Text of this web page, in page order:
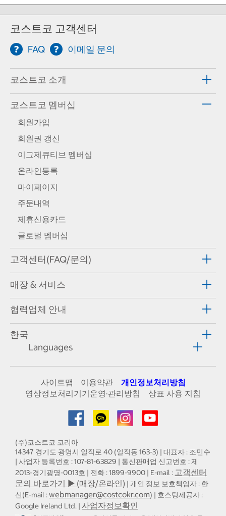
코스트코 고객센터
FAQ 이메일 문의
코스트코 소개
코스트코 멤버십
회원가입
회원권 갱신
이그제큐티브 멤버십
온라인등록
마이페이지
주문내역
제휴신용카드
글로벌 멤버십
고객센터(FAQ/문의)
매장 & 서비스
협력업체 안내
한국
Languages
사이트맵 이용약관
개인정보처리방침
영상정보처리기기운영·관리방침
상표 사용 지침
(주)코스트코 코리아
14347 경기도 광명시 일직로 40 (일직동 163-3) | 대표자 : 조민수
| 사업자 등록번호 : 107-81-63829 | 통신판매업 신고번호 : 제
2013-경기광명-0013호 | 전화 : 1899-9900 | E-mail : 고객센터
문의 바로가기 ▶ (매장/온라인) | 개인 정보 보호책임자 : 한
신(E-mail :webmanager@costcokr.com) | 호스팅제공자 :
Google Ireland Ltd. | 사업자정보확인